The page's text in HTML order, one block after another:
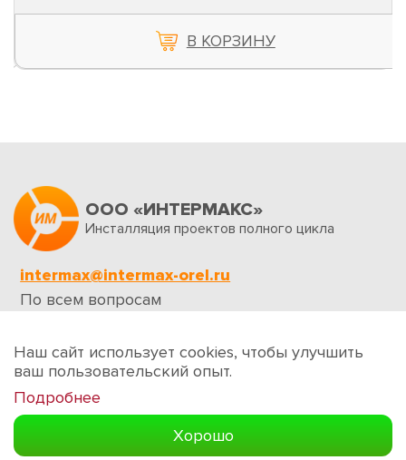
В КОРЗИНУ
ООО «ИНТЕРМАКС»
Инсталляция проектов полного цикла
intermax@intermax-orel.ru
По всем вопросам
Обратная связь
Наш сайт использует cookies, чтобы улучшить
ваш пользовательский опыт.
Подробнее
Хорошо